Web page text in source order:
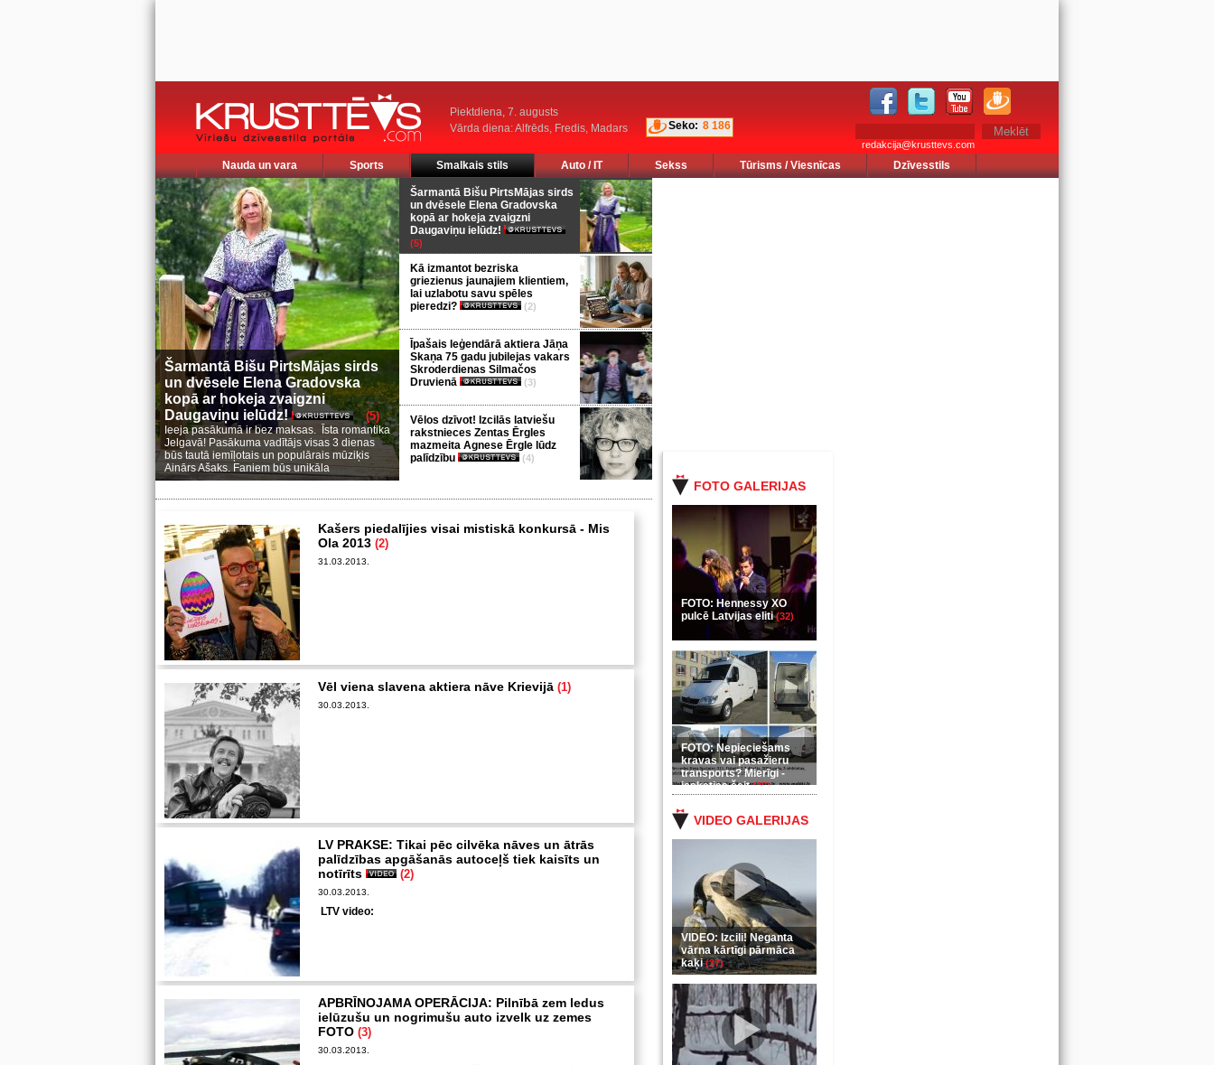
Piektdiena, 7. augusts
Vārda diena: Alfrēds, Fredis, Madars
Seko: 8 186
redakcija@krusttevs.com
Nauda un vara Sports Smalkais stils Auto / IT Sekss Tūrisms / Viesnīcas Dzīvesstils
FOTO GALERIJAS
FOTO: Hennessy XO
pulcē Latvijas eliti(32)
FOTO: Nepieciešams
kravas vai pasažieru
transports? Mierīgi -
ieskaties šeit(35)
VIDEO GALERIJAS
VIDEO: Izcili! Neganta
vārna kārtīgi pārmāca
kaķi(37)
Šarmantā Bišu PirtsMājas sirds
un dvēsele Elena Gradovska
kopā ar hokeja zvaigzni
Daugaviņu ielūdz!
(5)
Ieeja pasākumā ir bez maksas. Īsta romantika
Jelgavā! Pasākuma vadītājs visas 3 dienas
būs tautā iemīļotais un populārais mūziķis
Ainārs Ašaks. Faniem būs unikāla
Šarmantā Bišu PirtsMājas sirds
un dvēsele Elena Gradovska
kopā ar hokeja zvaigzni
Daugaviņu ielūdz!
(5)
Kā izmantot bezriska
griezienus jaunajiem klientiem,
lai uzlabotu savu spēles
pieredzi?
(2)
Īpašais leģendārā aktiera Jāņa
Skaņa 75 gadu jubilejas vakars
Skroderdienas Silmačos
Druvienā
(3)
Vēlos dzīvot! Izcilās latviešu
rakstnieces Zentas Ērgles
mazmeita Agnese Ērgle lūdz
palīdzību
(4)
Kašers piedalījies visai mistiskā konkursā - Mis
Ola 2013 (2)
31.03.2013.
Vēl viena slavena aktiera nāve Krievijā (1)
30.03.2013.
LV PRAKSE: Tikai pēc cilvēka nāves un ātrās
palīdzības apgāšanās autoceļš tiek kaisīts un
notīrīts
(2)
30.03.2013.
LTV video:
APBRĪNOJAMA OPERĀCIJA: Pilnībā zem ledus
ielūzušu un nogrimušu auto izvelk uz zemes
FOTO (3)
30.03.2013.